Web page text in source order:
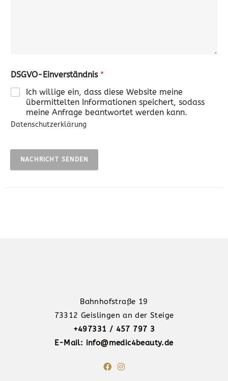
DSGVO-Einverständnis *
Ich willige ein, dass diese Website meine
übermittelten Informationen speichert, sodass
meine Anfrage beantwortet werden kann.
Datenschutzerklärung
NACHRICHT SENDEN
Bahnhofstraße 19
73312 Geislingen an der Steige
+497331 / 457 797 3
E-Mail: info@medic4beauty.de